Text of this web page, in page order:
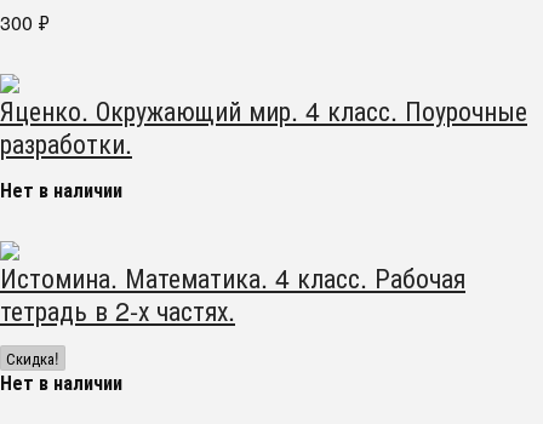
300 ₽
Яценко. Окружающий мир. 4 класс. Поурочные
разработки.
Нет в наличии
Истомина. Математика. 4 класс. Рабочая
тетрадь в 2-х частях.
Скидка!
Нет в наличии